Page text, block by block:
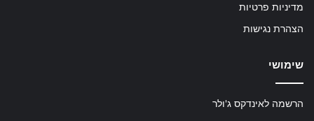
מדיניות פרטיות
הצהרת נגישות
שימושי
הרשמה לאינדקס ג'ולר